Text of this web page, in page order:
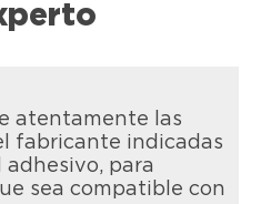
atentamente las
fabricante indicadas
adhesivo, para
sea compatible con